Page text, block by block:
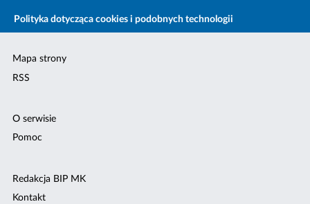
Polityka dotycząca cookies i podobnych technologii
Mapa strony
RSS
O serwisie
Pomoc
Redakcja BIP MK
Kontakt